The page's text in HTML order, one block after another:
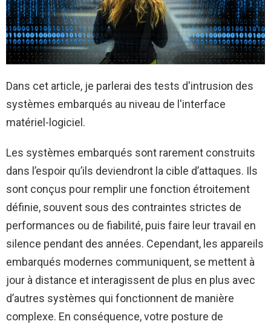
Dans cet article, je parlerai des tests d'intrusion des
systèmes embarqués au niveau de l'interface
matériel-logiciel.
Les systèmes embarqués sont rarement construits
dans l’espoir qu’ils deviendront la cible d’attaques. Ils
sont conçus pour remplir une fonction étroitement
définie, souvent sous des contraintes strictes de
performances ou de fiabilité, puis faire leur travail en
silence pendant des années. Cependant, les appareils
embarqués modernes communiquent, se mettent à
jour à distance et interagissent de plus en plus avec
d’autres systèmes qui fonctionnent de manière
complexe. En conséquence, votre posture de